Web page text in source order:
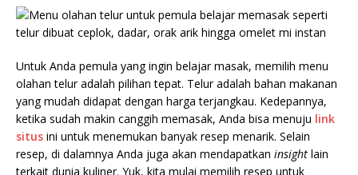
Untuk Anda pemula yang ingin belajar masak, memilih menu
olahan telur adalah pilihan tepat. Telur adalah bahan makanan
yang mudah didapat dengan harga terjangkau. Kedepannya,
ketika sudah makin canggih memasak, Anda bisa menuju link
situs ini untuk menemukan banyak resep menarik. Selain
resep, di dalamnya Anda juga akan mendapatkan insight lain
terkait dunia kuliner. Yuk, kita mulai memilih resep untuk